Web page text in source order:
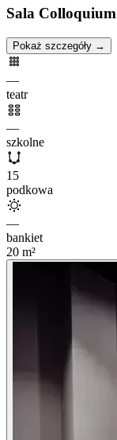
Sala Colloquium
Pokaż szczegóły →
—
teatr
—
szkolne
15
podkowa
—
bankiet
20 m²